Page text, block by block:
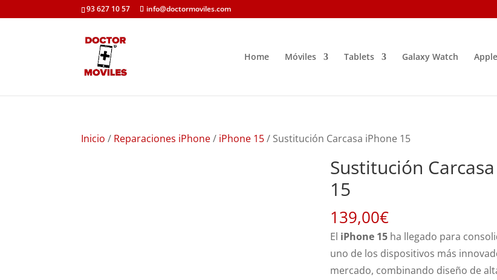
93 627 10 57 info@doctormoviles.com
Home Móviles Tablets Galaxy Watch
Inicio / Reparaciones iPhone/ iPhone 15/ Sustitución Carcasa iPhone 15
Sustitución
15
139,00€
El iPhone 15 ha llegado para
uno de los dispositivos más
mercado, combinando diseño de